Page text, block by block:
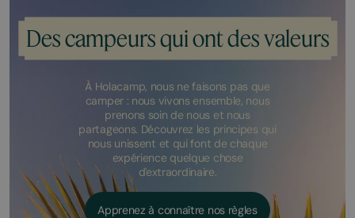
Des campeurs qui ont des valeurs
À Holacamp, nous ne faisons pas que
camper : nous vivons ensemble, nous
prenons soin de nous et nous
partageons. Découvrez les principes qui
nous unissent et qui font de chaque
expérience quelque chose
d'extraordinaire.
Apprenez à connaître nos règles